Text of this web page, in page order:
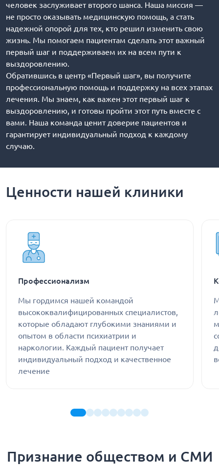
человек заслуживает второго шанса. Наша миссия —
не просто оказывать медицинскую помощь, а стать
надежной опорой для тех, кто решил изменить свою
жизнь. Мы помогаем пациентам сделать этот важный
первый шаг и поддерживаем их на всем пути к
выздоровлению.
Обратившись в центр «Первый шаг», вы получите
профессиональную помощь и поддержку на всех этапах
лечения. Мы знаем, как важен этот первый шаг к
выздоровлению, и готовы пройти этот путь вместе с
вами. Наша команда ценит доверие пациентов и
гарантирует индивидуальный подход к каждому
случаю.
Ценности нашей клиники
Профессионализм
Мы гордимся нашей командой
высококвалифицированных специалистов,
которые обладают глубокими знаниями и
опытом в области психиатрии и
наркологии. Каждый пациент получает
индивидуальный подход и качественное
лечение
Признание обществом и СМИ